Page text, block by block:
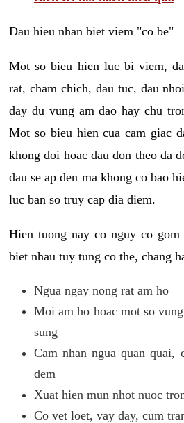
Dau hieu nhan biet viem "co be"
Mot so bieu hien luc bi viem,
rat, cham chich, dau tuc, dau
day du vung am dao hay chu
Mot so bieu hien cua cam giac
khong doi hoac dau don theo da
dau se ap den ma khong co bao
luc ban so truy cap dia diem.
Hien tuong nay co nguy co
biet nhau tuy tung co the, chang
Ngua ngay nong rat am ho
Moi am ho hoac mot so
sung
Cam nhan ngua quan quai,
dem
Xuat hien mun nhot nuoc
Co vet loet, vay day, cum